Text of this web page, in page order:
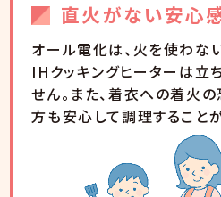
直火がない安心
オール電化は、火を使わな
IHクッキングヒーターは立
せん。また、着衣への着火
方も安心して調理すること